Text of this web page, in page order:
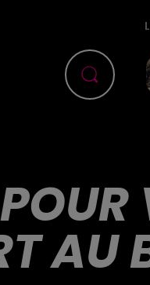
AU